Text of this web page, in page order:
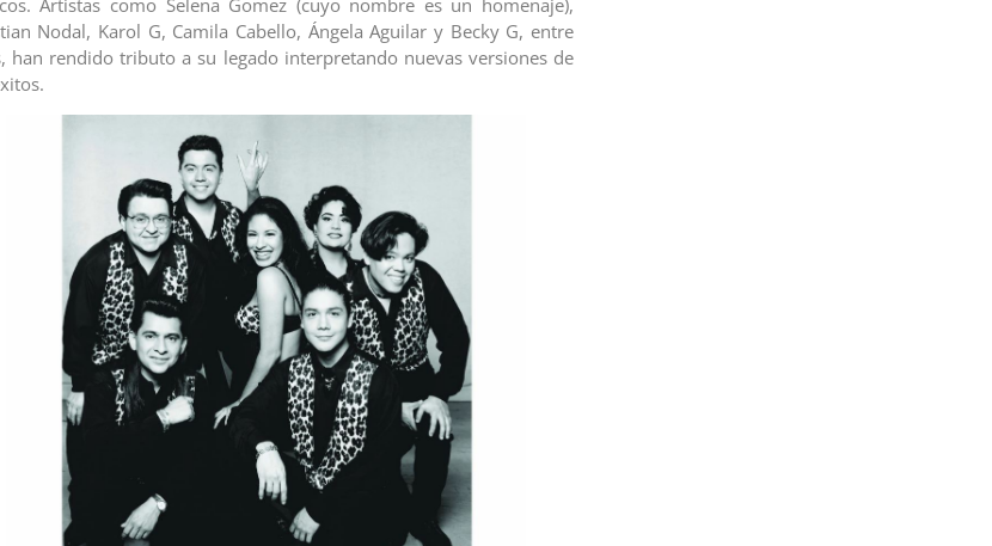
Nodal, Karol G, Camila Cabello, Ángela Aguilar y Becky G, entre
han rendido tributo a su legado interpretando nuevas versiones de